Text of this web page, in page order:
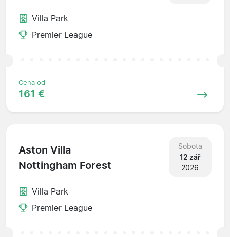
Villa Park
Premier League
Cena od
161 €
Aston Villa
Nottingham Forest
Sobota
12 zář
2026
Villa Park
Premier League